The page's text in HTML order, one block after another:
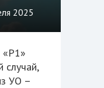
2025
«Р1»
случай,
УО –